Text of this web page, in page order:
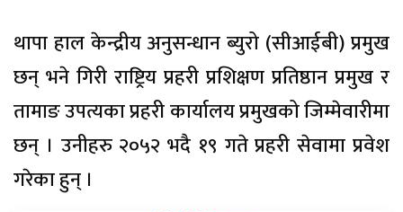
थापा हाल केन्द्रीय अनुसन्धान ब्युरो (सीआईबी) प्रमुख
छन् भने गिरी राष्ट्रिय प्रहरी प्रशिक्षण प्रतिष्ठान प्रमुख र
तामाङ उपत्यका प्रहरी कार्यालय प्रमुखको जिम्मेवारीमा
छन् । उनीहरु २०५२ भदै १९ गते प्रहरी सेवामा प्रवेश
गरेका हुन् ।